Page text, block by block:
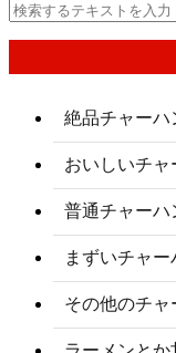
絶品チャーハ
おいしいチャ
普通チャーハ
まずいチャー
その他のチャ